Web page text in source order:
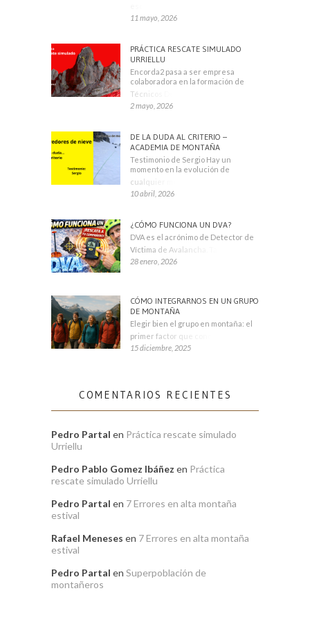
11 mayo, 2026
PRÁCTICA RESCATE SIMULADO
URRIELLU
Encorda2 pasa a ser empresa
colaboradora en la formación de
Técnicos Deportivos
2 mayo, 2026
DE LA DUDA AL CRITERIO –
ACADEMIA DE MONTAÑA
Testimonio de Sergio Hay un
momento en la evolución de
cualquier montañero
10 abril, 2026
¿CÓMO FUNCIONA UN DVA?
DVA es el acrónimo de Detector de
Víctima de Avalancha. También se
28 enero, 2026
CÓMO INTEGRARNOS EN UN GRUPO
DE MONTAÑA
Elegir bien el grupo en montaña: el
primer factor que condiciona tu
15 diciembre, 2025
COMENTARIOS RECIENTES
Pedro Partal en Práctica rescate simulado
Urriellu
Pedro Pablo Gomez Ibáñez en Práctica
rescate simulado Urriellu
Pedro Partal en 7 Errores en alta montaña
estival
Rafael Meneses en 7 Errores en alta montaña
estival
Pedro Partal en Superpoblación de
montañeros